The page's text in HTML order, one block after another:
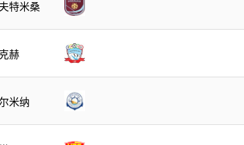
特米桑
赫
米纳